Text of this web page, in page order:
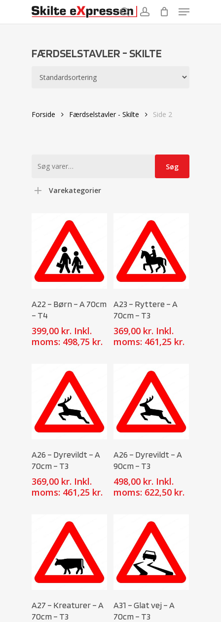
searchaccount
Menu
FÆRDSELSTAVLER - SKILTE
Forside Færdselstavler - Skilte Side 2
efter:
Søg
Varekategorier
A22 – Børn – A 70cm
– T4
399,00 kr. Inkl.
moms: 498,75 kr.
A23 – Ryttere – A
70cm – T3
369,00 kr. Inkl.
moms: 461,25 kr.
A26 – Dyrevildt – A
70cm – T3
369,00 kr. Inkl.
moms: 461,25 kr.
A26 – Dyrevildt – A
90cm – T3
498,00 kr. Inkl.
moms: 622,50 kr.
A27 – Kreaturer – A
70cm – T3
A31 – Glat vej – A
70cm – T3